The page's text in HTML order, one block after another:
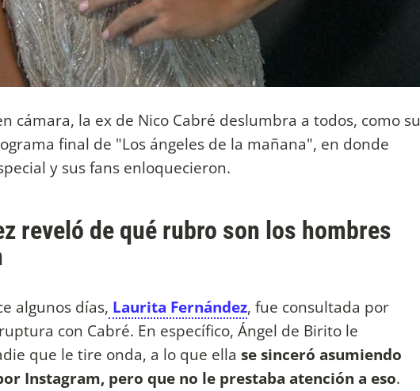
cámara, la ex de Nico Cabré deslumbra a todos, como su
final de "Los ángeles de la mañana", en donde
y sus fans enloquecieron.
reveló de qué rubro son los hombres
algunos días, Laurita Fernández, fue consultada por
con Cabré. En específico, Ángel de Birito le
que le tire onda, a lo que ella se sinceró asumiendo
Instagram, pero que no le prestaba atención a eso.